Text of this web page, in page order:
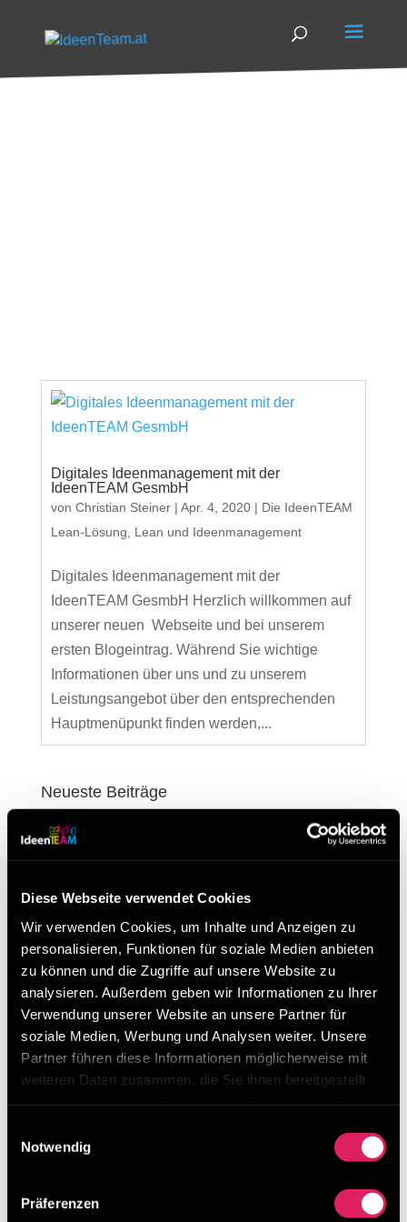
Diese Webseite verwendet Cookies
Wir verwenden Cookies, um Inhalte und Anzeigen zu
personalisieren, Funktionen für soziale Medien anbieten
zu können und die Zugriffe auf unsere Website zu
analysieren. Außerdem geben wir Informationen zu Ihrer
Verwendung unserer Website an unsere Partner für
soziale Medien, Werbung und Analysen weiter. Unsere
Partner führen diese Informationen möglicherweise mit
weiteren Daten zusammen, die Sie ihnen bereitgestellt
Notwendig
Präferenzen
Digitales Ideenmanagement mit der
IdeenTEAM GesmbH
von Christian Steiner| Apr. 4, 2020| Die IdeenTEAM
Lean-Lösung
Lean und Ideenmanagement
Digitales Ideenmanagement mit der
IdeenTEAM GesmbH Herzlich willkommen auf
unserer neuen Webseite und bei unserem
ersten Blogeintrag. Während Sie wichtige
Informationen über uns und zu unserem
Leistungsangebot über den entsprechenden
Hauptmenüpunkt finden werden,...
Neueste Beiträge
Besuchen Sie uns beim Lean Around the Clock
von 11. – 13. März 2026 in Mannheim
Was macht Results in Control so besonders?
Kategorien
Kategorien
Archiv